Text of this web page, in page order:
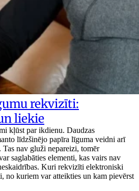
rekvizīti:
liekie
kļūst par ikdienu. Daudzas
līdzšinējo papīra līguma veidni arī
nav gluži nepareizi, tomēr
saglabāties elementi, kas vairs nav
Kuri rekvizīti elektroniski
no kuriem var atteikties un kam pievērst